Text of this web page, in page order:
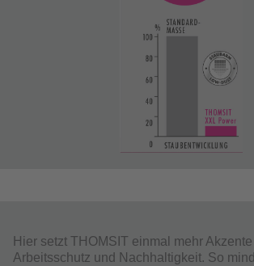
Hier setzt THOMSIT einmal mehr
Arbeitsschutz und Nachhaltigkeit. So